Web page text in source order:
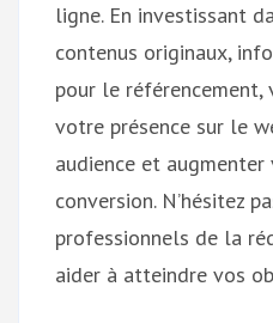
ligne. En investissant
contenus originaux,
pour le référencement,
votre présence sur le
audience et augmenter
conversion. N’hésitez
professionnels de la
aider à atteindre vos